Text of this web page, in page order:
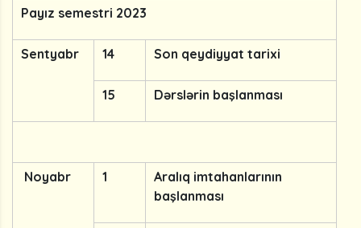
Payız semestri 2023
Sentyabr 14 Son qeydiyyat tarixi
15 Dərslərin başlanması
Noyabr 1
Aralıq imtahanlarının
başlanması